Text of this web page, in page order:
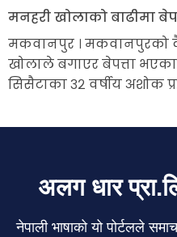
मनहरी खोलाको बाढीमा
मकवानपुर । मकवानपुरको
खोलाले बगाएर बेपत्ता
सिसैटाका ३२ वर्षीय अशोक
अलग धार
नेपाली भाषाको यो पोर्टलले